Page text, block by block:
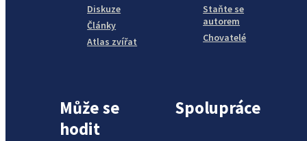
Diskuze
Články
Atlas zvířat
Staňte se
autorem
Chovatelé
Může se
hodit
Spolupráce